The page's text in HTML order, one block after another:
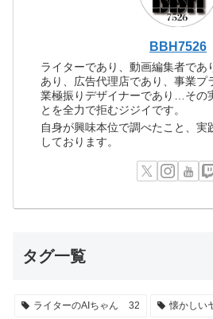
BBH7526
ライターであり、動画編集者であ
あり、広告代理店であり、事業プ
業極振りデザイナーであり…その
とを全力で拒むジジイです。
自身が興味本位で調べたこと、実
しております。
タグ一覧
ライターのAIちゃん 32 懐かしい